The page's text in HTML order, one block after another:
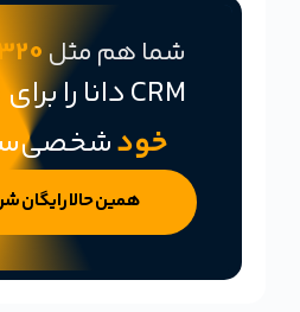
شما هم مثل
CRM دانا را برای
خود
همین حالا رایگان